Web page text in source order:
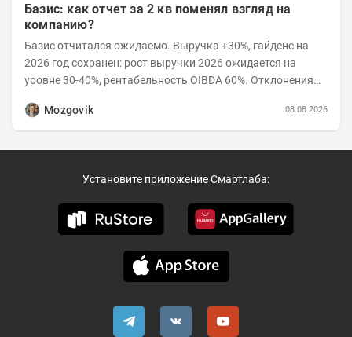
Базис: как отчет за 2 кв поменял взгляд на
компанию?
Базис отчитался ожидаемо. Выручка +30%, гайденс на
2026 год сохранен: рост выручки 2026 ожидается на
уровне 30-40%, рентабельность OIBDA 60%. Отклонения
Mozgovik
08.08.2026
Установите приложение Смартлаба: